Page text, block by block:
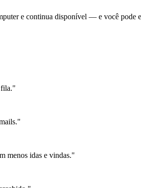
e continua disponível — e você pode
fila."
menos idas e vindas."